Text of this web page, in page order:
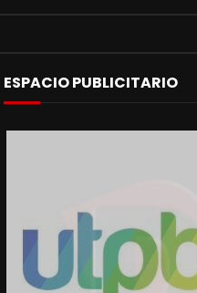
ESPACIO PUBLICITARIO